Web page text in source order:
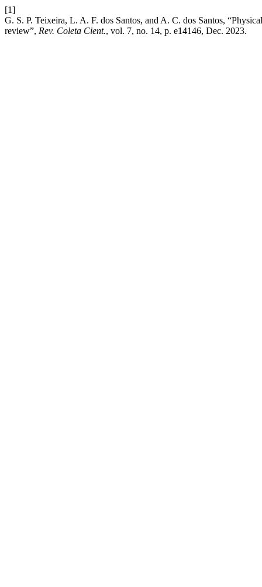
[1]
G. S. P. Teixeira, L. A. F. dos Santos, and A. C. dos Santos,
review”, Rev. Coleta Cient., vol. 7, no. 14, p. e14146, Dec. 2023.